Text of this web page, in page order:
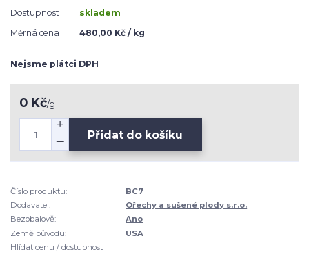
Dostupnost
skladem
Měrná cena
480,00 Kč / kg
Nejsme plátci DPH
0 Kč/g
Přidat do košíku
Číslo produktu:
BC7
Dodavatel:
Ořechy a sušené plody s.r.o.
Bezobalově:
Ano
Země původu:
USA
Hlídat cenu / dostupnost